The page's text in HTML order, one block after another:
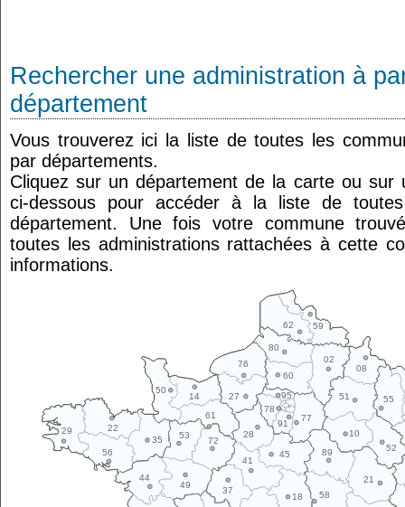
Rechercher une administration à
département
Vous trouverez ici la liste de toutes les
par départements.
Cliquez sur un département de la carte ou sur
ci-dessous pour accéder à la liste de
département. Une fois votre commune
toutes les administrations rattachées à cette
informations.
10
14
18
21
22
27
28
29
35
37
41
44
45
49
50
51
52
53
55
56
58
59
60
61
62
02
08
72
76
77
78
80
89
91
95